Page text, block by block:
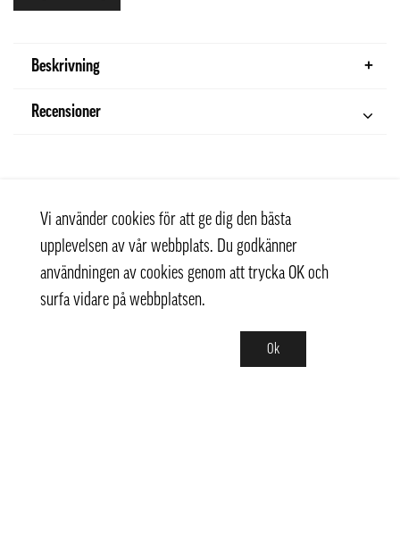
Beskrivning
Recensioner
Vi använder cookies för att ge dig den bästa
upplevelsen av vår webbplats. Du godkänner
användningen av cookies genom att trycka OK och
surfa vidare på webbplatsen.
Ok